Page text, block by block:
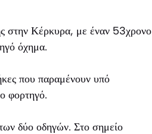
στην Κέρκυρα, με έναν 53χρονο
όχημα.
που παραμένουν υπό
φορτηγό.
δύο οδηγών. Στο σημείο